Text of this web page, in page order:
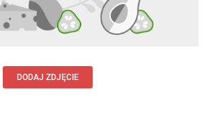
DODAJ ZDJĘCIE